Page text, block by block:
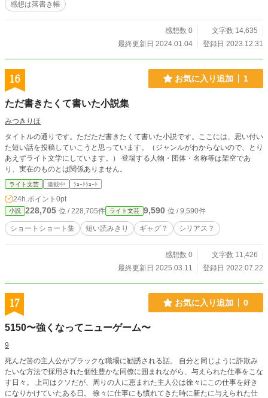
感想は落書き帳
感想数 0
文字数 14,635
最終更新日 2024.01.04
登録日 2023.12.31
16 お気に入り追加 1
ただ書きたくて書いた小説集
みつきりほ
タイトルの通りです。ただただ書きたくて書いた小説です。ここには、思い付い
た短い話を投稿していこうと思っています。（ジャンルがわからないので、とり
あえずライト文学にしています。） 登場する人物・団体・名称等は架空であ
り、実在のものとは関係ありません。
ライト文芸 連載中 ｼｮｰﾄｼｮｰﾄ
24h.ポイント 0pt
小説 228,705 位 / 228,705件 ライト文芸 9,590 位 / 9,590件
ショートショート集 短い読みきり ギャグ？ シリアス？
感想数 0
文字数 11,426
最終更新日 2025.03.11
登録日 2022.07.22
17 お気に入り追加 0
5150〜強くなってニューゲーム〜
9
死んだ筈の主人公がブラックな職場に勧誘される話。 自分と同じように詐欺み
たいな方法で採用された個性豊かな同僚に囲まれながら、与えられた仕事をこな
す日々。 上司はクソだが、周りの人に恵まれた主人公は徐々にこの仕事を好き
になりかけていたある日。 徐々に仕事にも慣れてきた時に新たに与えられた仕